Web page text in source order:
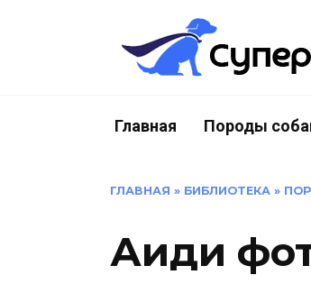
Главная Породы
ГЛАВНАЯ » БИБЛИОТЕКА »
Аиди